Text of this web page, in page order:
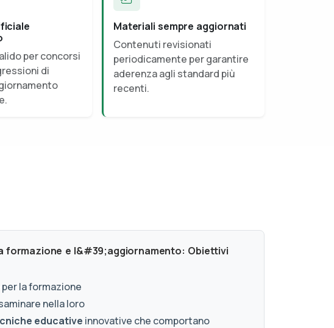
per concorsi
di
Materiali sempre aggiornati
Contenuti revisionati
periodicamente per garantire
aderenza agli standard più
recenti.
formazione e l&#39;aggiornamento: Obiettivi
la formazione
nella loro
educative innovative che comportano